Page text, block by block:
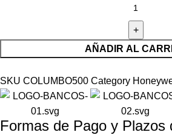
AÑADIR AL
SKU COLUMBO500 Category
Formas de Pago y Plazos